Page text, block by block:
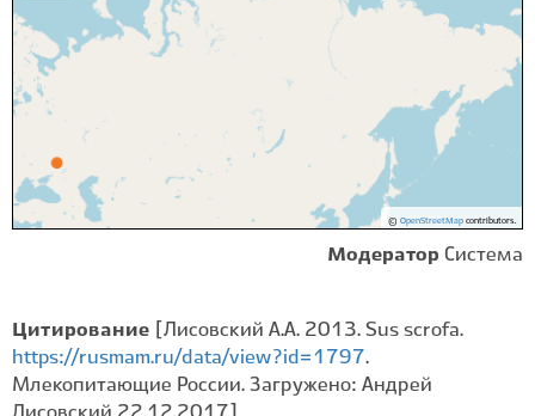
© OpenStreetMapcontributors.
Модератор Система
Цитирование
[Лисовский А.А. 2013. Sus scrofa.
https://rusmam.ru/data/view?id=1797.
Млекопитающие России. Загружено: Андрей